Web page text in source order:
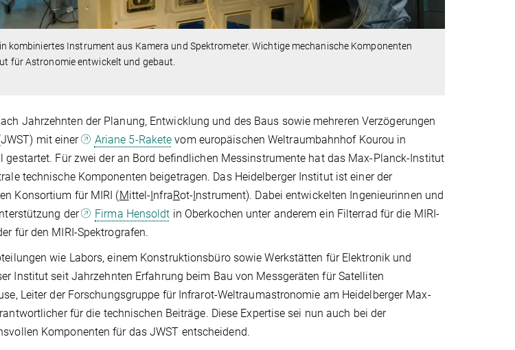
kombiniertes Instrument aus Kamera und Spektrometer. Wichtige mechanische Komponenten
für Astronomie entwickelt und gebaut.
Jahrzehnten der Planung, Entwicklung und des Baus sowie mehreren Verzögerungen
mit einer
Ariane 5-Rakete vom europäischen Weltraumbahnhof Kourou in
gestartet. Für zwei der an Bord befindlichen Messinstrumente hat das Max-Planck-Institut
technische Komponenten beigetragen. Das Heidelberger Institut ist einer der
Konsortium für MIRI (Mittel- nfraRot- nstrument). Dabei entwickelten Ingenieurinnen und
der
Firma Hensoldt in Oberkochen unter anderem ein Filterrad für die MIRI-
für den MIRI-Spektrografen.
wie Labors, einem Konstruktionsbüro sowie Werkstätten für Elektronik und
Institut seit Jahrzehnten Erfahrung beim Bau von Messgeräten für Satelliten
Leiter der Forschungsgruppe für Infrarot-Weltraumastronomie am Heidelberger Max-
für die technischen Beiträge. Diese Expertise sei nun auch bei der
Komponenten für das JWST entscheidend.